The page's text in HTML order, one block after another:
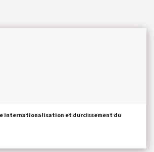
internationalisation et durcissement du